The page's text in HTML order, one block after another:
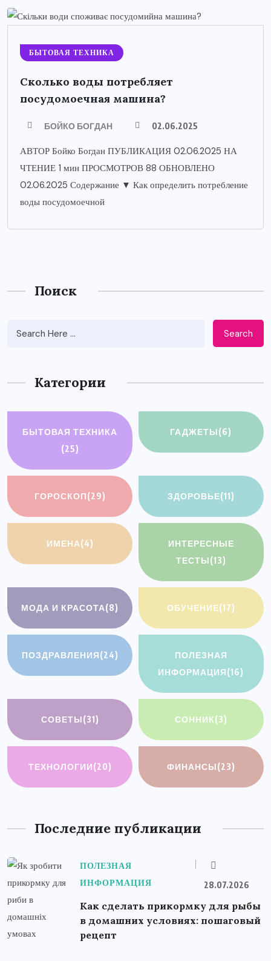
БЫТОВАЯ ТЕХНИКА
Сколько воды потребляет
посудомоечная машина?
БОЙКО БОГДАН 02.06.2025
АВТОР Бойко Богдан ПУБЛИКАЦИЯ 02.06.2025 НА
ЧТЕНИЕ 1 мин ПРОСМОТРОВ 88 ОБНОВЛЕНО
02.06.2025 Содержание ▼ Как определить потребление
воды посудомоечной
Поиск
Search
Категории
БЫТОВАЯ ТЕХНИКА
(25)
ГАДЖЕТЫ(6)
ГОРОСКОП(29) ЗДОРОВЬЕ(11)
ИМЕНА(4)
ИНТЕРЕСНЫЕ
ТЕСТЫ(13)
МОДА И КРАСОТА(8) ОБУЧЕНИЕ(17)
ПОЗДРАВЛЕНИЯ(24)
ПОЛЕЗНАЯ
ИНФОРМАЦИЯ(16)
СОВЕТЫ(31) СОННИК(3)
ТЕХНОЛОГИИ(20) ФИНАНСЫ(23)
Последние публикации
ПОЛЕЗНАЯ
ИНФОРМАЦИЯ
28.07.2026
Как сделать прикормку для рыбы
в домашних условиях: пошаговый
рецепт